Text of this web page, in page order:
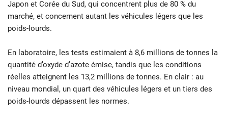
Japon et Corée du Sud, qui concentrent plus de 80 % du
marché, et concernent autant les véhicules légers que les
poids-lourds.
En laboratoire, les tests estimaient à 8,6 millions de tonnes la
quantité d’oxyde d’azote émise, tandis que les conditions
réelles atteignent les 13,2 millions de tonnes. En clair : au
niveau mondial, un quart des véhicules légers et un tiers des
poids-lourds dépassent les normes.